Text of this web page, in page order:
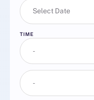
TIME